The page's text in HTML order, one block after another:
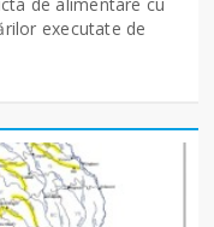
executate de